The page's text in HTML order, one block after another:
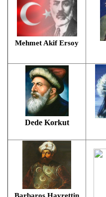
Mehmet Akif Ersoy
Dede Korkut